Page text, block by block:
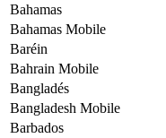
Bahamas
Bahamas Mobile
Baréin
Bahrain Mobile
Bangladés
Bangladesh Mobile
Barbados